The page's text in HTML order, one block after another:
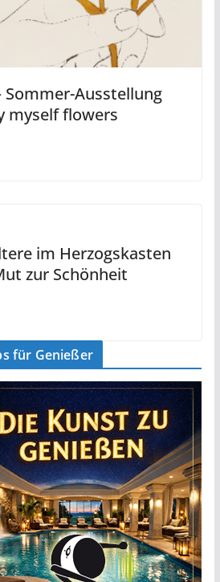
Sommer-Ausstellung
myself flowers
im Herzogskasten
zur Schönheit
für Genießer